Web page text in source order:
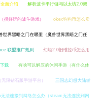
面介绍 解析波卡平行链与以太坊2.0架
很好玩的战斗游戏） okex狗狗币怎么卖
世界黑暗之门在哪里（魔兽世界黑暗之门任
联盟推广规则 幻塔2.0旧维拉币怎么用
载 有啥可以解压的休闲手游（有什么休
限钻石版手游平台） 三国志幻想大陆辅
法连接到网络怎么办（steam无法连接到网